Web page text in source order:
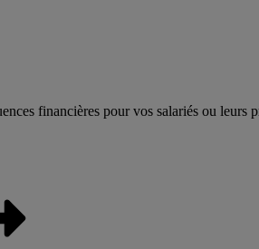
financières pour vos salariés ou leurs